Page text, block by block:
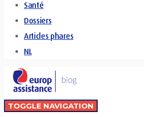
Santé
Dossiers
Articles phares
NL
TOGGLE NAVIGATION